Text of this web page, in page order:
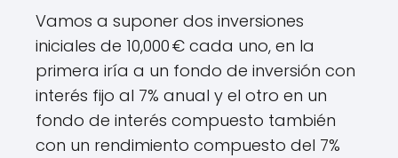
Vamos a suponer dos inversiones
iniciales de 10,000 € cada uno, en la
primera iría a un fondo de inversión con
interés fijo al 7% anual y el otro en un
fondo de interés compuesto también
con un rendimiento compuesto del 7%